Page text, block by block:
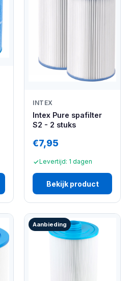
INTEX
Intex Pure spafilter
S2 - 2 stuks
€7,95
Levertijd: 1 dagen
Bekijk product
Aanbieding